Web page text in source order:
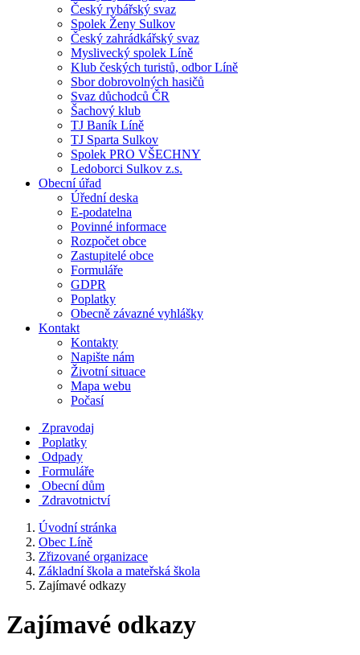
Český rybářský svaz
Spolek Ženy Sulkov
Český zahrádkářský svaz
Myslivecký spolek Líně
Klub českých turistů, odbor Líně
Sbor dobrovolných hasičů
Svaz důchodců ČR
Šachový klub
TJ Baník Líně
TJ Sparta Sulkov
Spolek PRO VŠECHNY
Ledoborci Sulkov z.s.
Obecní úřad
Úřední deska
E-podatelna
Povinné informace
Rozpočet obce
Zastupitelé obce
Formuláře
GDPR
Poplatky
Obecně závazné vyhlášky
Kontakt
Kontakty
Napište nám
Životní situace
Mapa webu
Počasí
Zpravodaj
Poplatky
Odpady
Formuláře
Obecní dům
Zdravotnictví
Úvodní stránka
Obec Líně
Zřizované organizace
Základní škola a mateřská škola
Zajímavé odkazy
Zajímavé odkazy